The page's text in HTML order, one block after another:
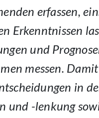
erfassen,
Erkenntnissen
und
messen.
in
und -lenkung